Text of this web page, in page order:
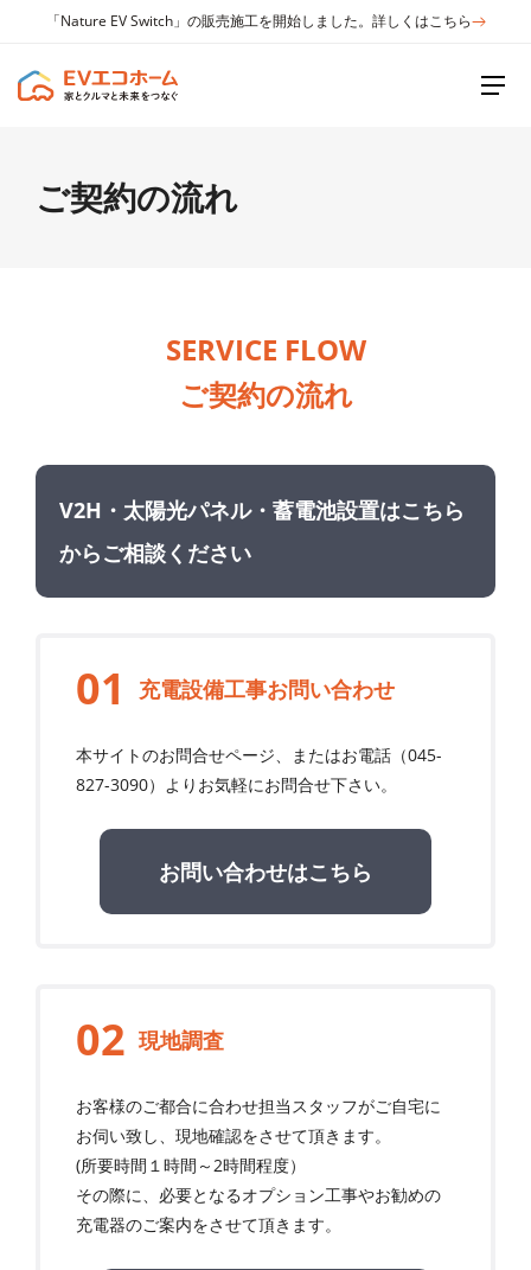
「Nature EV Switch」の販売施工を開始しました。詳しくはこちら
ご契約の流れ
SERVICE FLOW
ご契約の流れ
V2H・太陽光パネル・蓄電池設置はこちら
からご相談ください
充電設備工事お問い合わせ
本サイトのお問合せページ、またはお電話（045-
827-3090）よりお気軽にお問合せ下さい。
お問い合わせはこちら
現地調査
お客様のご都合に合わせ担当スタッフがご自宅に
お伺い致し、現地確認をさせて頂きます。
(所要時間１時間～2時間程度）
その際に、必要となるオプション工事やお勧めの
充電器のご案内をさせて頂きます。